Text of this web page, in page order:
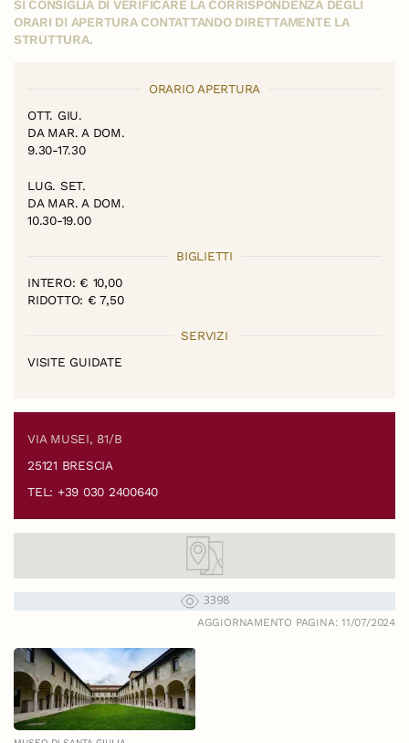
SI CONSIGLIA DI VERIFICARE LA CORRISPONDENZA DEGLI
ORARI DI APERTURA CONTATTANDO DIRETTAMENTE LA
STRUTTURA.
ORARIO APERTURA
OTT. GIU.
DA MAR. A DOM.
9.30-17.30
LUG. SET.
DA MAR. A DOM.
10.30-19.00
BIGLIETTI
INTERO: € 10,00
RIDOTTO: € 7,50
SERVIZI
VISITE GUIDATE
VIA MUSEI, 81/B
25121 BRESCIA
TEL: +39 030 2400640
3398
AGGIORNAMENTO PAGINA: 11/07/2024